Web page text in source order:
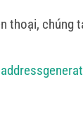
thoại, chúng